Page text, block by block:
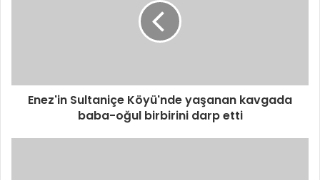
Enez'in Sultaniçe Köyü'nde yaşanan kavgada
baba-oğul birbirini darp etti